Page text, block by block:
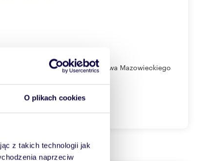
O plikach cookies
z takich technologii jak
naprzeciw
w centrum Ożarowa Mazowieckiego